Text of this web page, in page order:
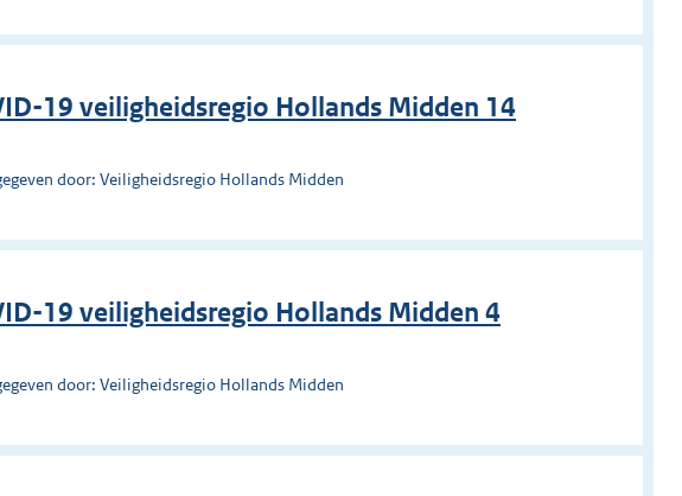
19 veiligheidsregio Hollands Midden 14
door: Veiligheidsregio Hollands Midden
19 veiligheidsregio Hollands Midden 4
door: Veiligheidsregio Hollands Midden